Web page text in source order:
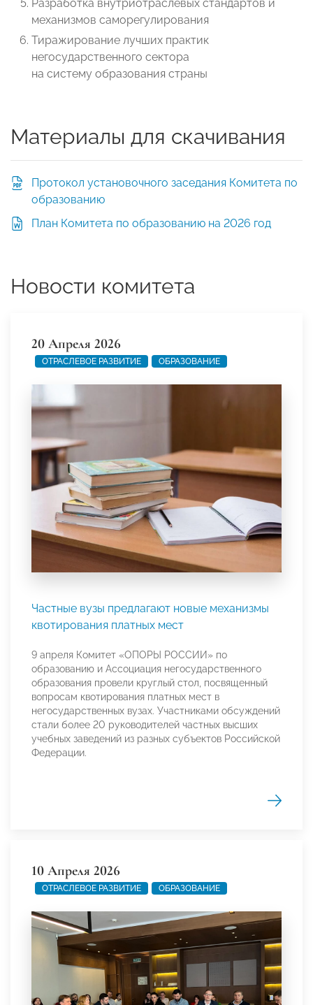
Разработка внутриотраслевых стандартов и
механизмов саморегулирования
Тиражирование лучших практик
негосударственного сектора
на систему образования страны
Материалы для скачивания
Протокол установочного заседания Комитета по
образованию
План Комитета по образованию на 2026 год
Новости комитета
20 Апреля 2026
ОТРАСЛЕВОЕ РАЗВИТИЕ ОБРАЗОВАНИЕ
Частные вузы предлагают новые механизмы
квотирования платных мест
9 апреля Комитет «ОПОРЫ РОССИИ» по
образованию и Ассоциация негосударственного
образования провели круглый стол, посвященный
вопросам квотирования платных мест в
негосударственных вузах. Участниками обсуждений
стали более 20 руководителей частных высших
учебных заведений из разных субъектов Российской
Федерации.
10 Апреля 2026
ОТРАСЛЕВОЕ РАЗВИТИЕ ОБРАЗОВАНИЕ